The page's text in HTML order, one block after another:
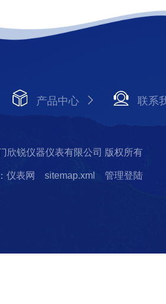
产品中心 联系
欣锐仪器仪表有限公司 版权所有
仪表网 sitemap.xml 管理登陆